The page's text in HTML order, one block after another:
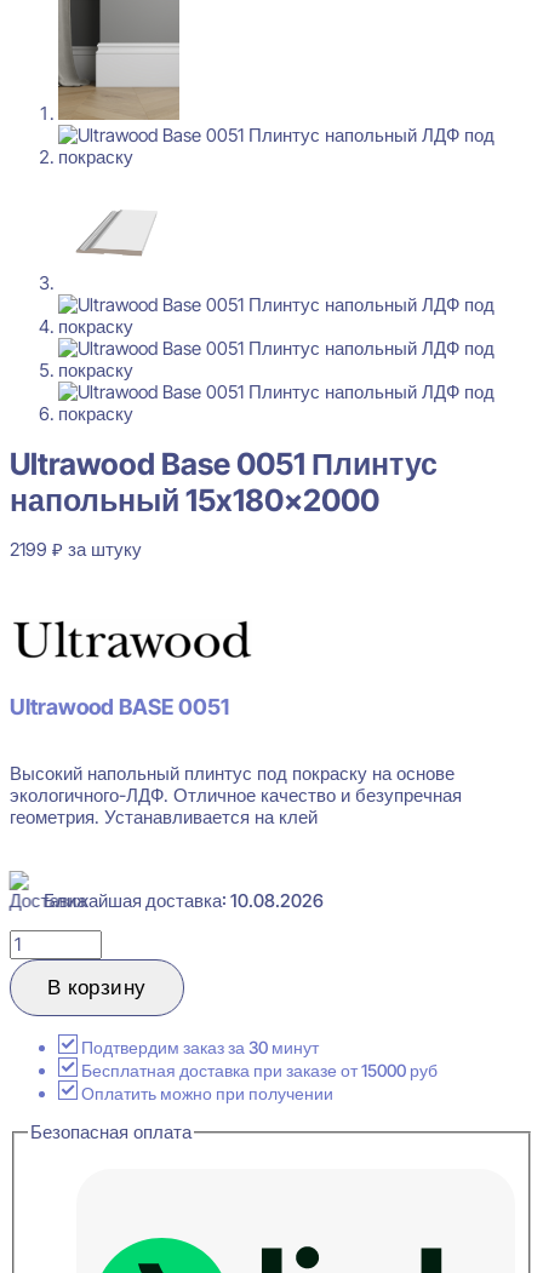
Ultrawood Base 0051 Плинтус
напольный 15x180x2000
2199 ₽ за штуку
Ultrawood BASE 0051
Высокий напольный плинтус под покраску на основе
экологичного-ЛДФ. Отличное качество и безупречная
геометрия. Устанавливается на клей
Ближайшая доставка: 10.08.2026
Количество
товара
Ultrawood
Base
Плинтус
напольный
15x180x2000
В корзину
Подтвердим заказ за 30 минут
Бесплатная доставка при заказе от 15000 руб
Оплатить можно при получении
Безопасная оплата